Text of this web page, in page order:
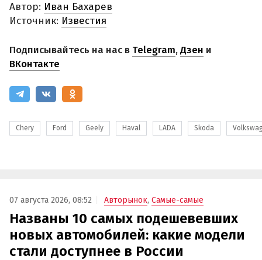
Автор: Иван Бахарев
Источник: Известия
Подписывайтесь на нас в Telegram,Дзен и
ВКонтакте
Chery Ford Geely Haval LADA Skoda
07 августа 2026, 08:52 Авторынок, Самые-самые
Названы 10 самых подешевевших
новых автомобилей: какие модели
стали доступнее в России